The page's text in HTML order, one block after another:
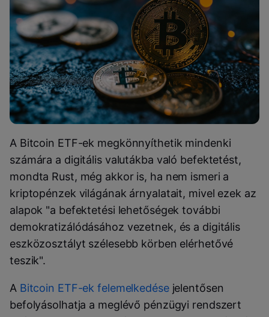
A Bitcoin ETF-ek megkönnyíthetik mindenki
számára a digitális valutákba való befektetést,
mondta Rust, még akkor is, ha nem ismeri a
kriptopénzek világának árnyalatait, mivel ezek az
alapok "a befektetési lehetőségek további
demokratizálódásához vezetnek, és a digitális
eszközosztályt szélesebb körben elérhetővé
teszik".
A Bitcoin ETF-ek felemelkedésejelentősen
befolyásolhatja a meglévő pénzügyi rendszert